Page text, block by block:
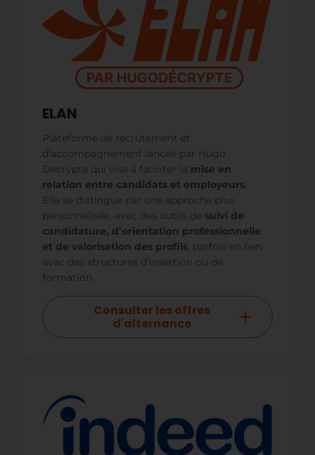
ELAN
Plateforme de recrutement et
d’accompagnement lancée par Hugo
Decrypte qui vise à faciliter la mise en
relation entre candidats et employeurs.
Elle se distingue par une approche plus
personnalisée, avec des outils de suivi de
candidature, d’orientation professionnelle
et de valorisation des profils, parfois en lien
avec des structures d’insertion ou de
formation.
Consulter les offres
d'alternance